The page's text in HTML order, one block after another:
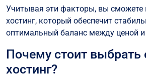
Учитывая эти факторы, вы
хостинг, который обеспечит
оптимальный баланс между ценой
Почему стоит
хостинг?